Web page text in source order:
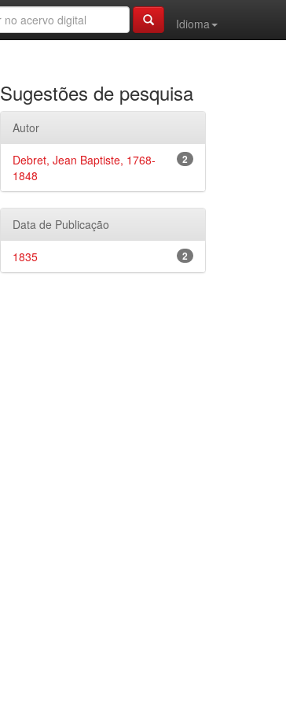
Idioma
Sugestões de pesquisa
Autor
2
Debret, Jean Baptiste, 1768-
1848
Data de Publicação
2
1835